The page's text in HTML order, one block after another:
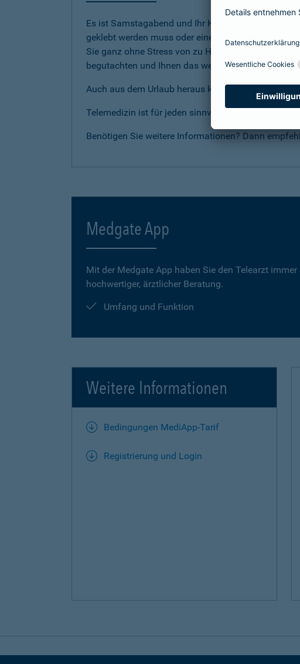
Es ist Samstagabend und Ihr Kind stößt sich den
geklebt werden muss oder eine Versorgung zu
Sie ganz ohne Stress von zu Hause aus einen Arzt
begutachten und Ihnen das weitere Vorgehen
Auch aus dem Urlaub heraus können Sie auf die
Telemedizin ist für jeden sinnvoll da man 24/7
Benötigen Sie weitere Informationen? Dann
Medgate App
Mit der Medgate App haben Sie den Telearzt
hochwertiger, ärztlicher Beratung.
Umfang und Funktion
Weitere Informationen
Bedingungen MediApp-Tarif
Registrierung und Login